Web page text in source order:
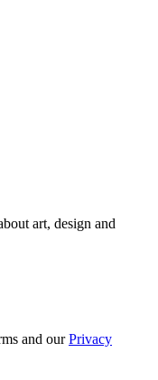
art, design and
and ourPrivacy